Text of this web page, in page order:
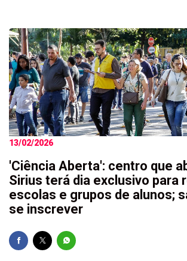
13/02/2026
'Ciência Aberta': centro que
Sirius terá dia exclusivo para
escolas e grupos de alunos;
se inscrever